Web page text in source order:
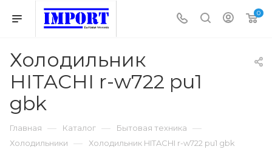
0
Холодильник
HITACHI r-w722 pu1
gbk
Главная — Каталог — Бытовая техника —
Холодильники — Холодильник HITACHI r-w722 pu1 gbk